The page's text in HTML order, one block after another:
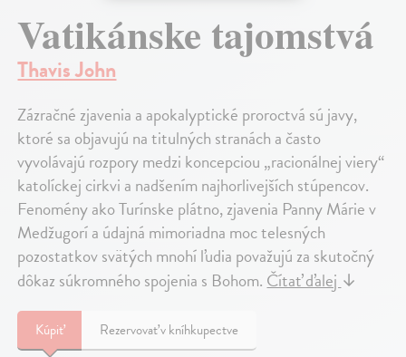
Vatikánske tajomstvá
Thavis John
Zázračné zjavenia a apokalyptické proroctvá sú javy,
ktoré sa objavujú na titulných stranách a často
vyvolávajú rozpory medzi koncepciou „racionálnej viery“
katolíckej cirkvi a nadšením najhorlivejších stúpencov.
Fenomény ako Turínske plátno, zjavenia Panny Márie v
Medžugorí a údajná mimoriadna moc telesných
pozostatkov svätých mnohí ľudia považujú za skutočný
dôkaz súkromného spojenia s Bohom. Čítať ďalej ↓
Kúpiť Rezervovať v kníhkupectve